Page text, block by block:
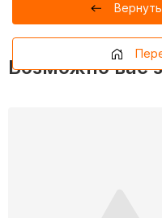
Возможно вас